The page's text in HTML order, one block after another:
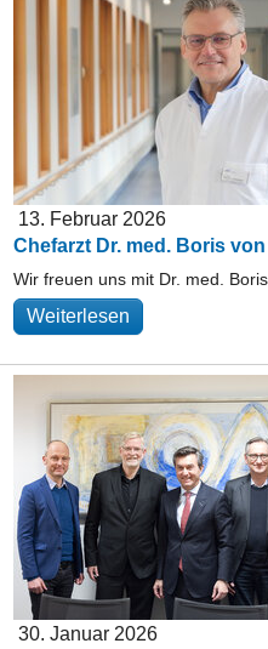
13. Februar 2026
Chefarzt Dr. med. Boris
Wir freuen uns mit Dr. med.
Weiterlesen
30. Januar 2026